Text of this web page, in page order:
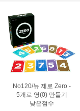
No120/뉴 제로 Zero -
5개로 영(0) 만들기
낮은점수